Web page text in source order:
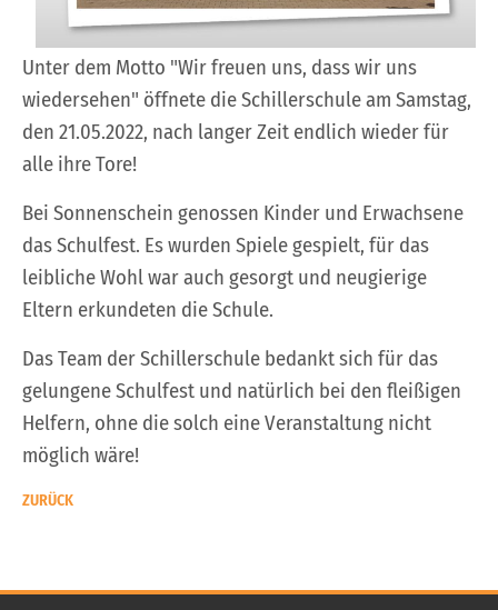
Unter dem Motto "Wir freuen uns, dass wir uns
wiedersehen" öffnete die Schillerschule am Samstag,
den 21.05.2022, nach langer Zeit endlich wieder für
alle ihre Tore!
Bei Sonnenschein genossen Kinder und Erwachsene
das Schulfest. Es wurden Spiele gespielt, für das
leibliche Wohl war auch gesorgt und neugierige
Eltern erkundeten die Schule.
Das Team der Schillerschule bedankt sich für das
gelungene Schulfest und natürlich bei den fleißigen
Helfern, ohne die solch eine Veranstaltung nicht
möglich wäre!
ZURÜCK